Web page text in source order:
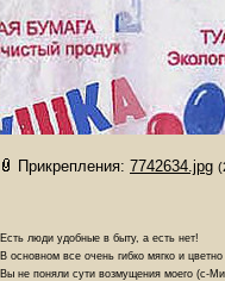
Прикрепления: 7742634.jpg
Есть люди удобные в быту, а есть нет!
В основном все очень гибко мягко и цветно
Вы не поняли сути возмущения моего (с-